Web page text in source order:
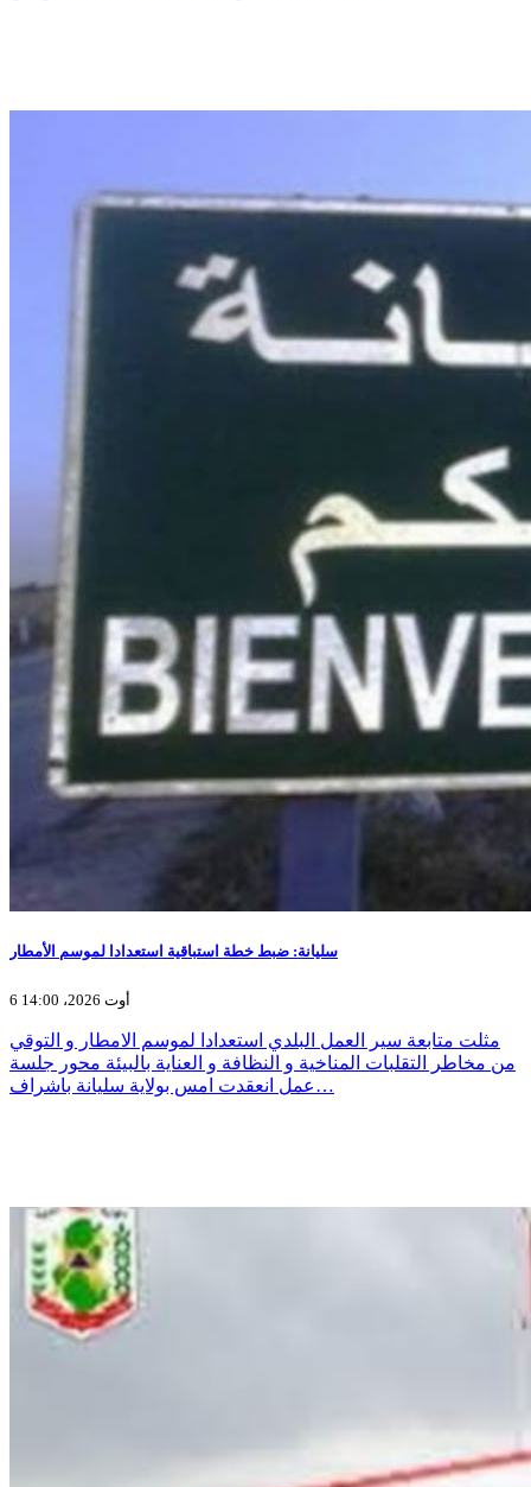
سليانة: ضبط خطة استباقية استعدادا لموسم الأمطار
6 أوت 2026، 14:00
مثلت متابعة سير العمل البلدي استعدادا لموسم الامطار و التوقي
من مخاطر التقلبات المناخية و النظافة و العناية بالبيئة محور جلسة
عمل انعقدت امس بولاية سليانة باشراف…